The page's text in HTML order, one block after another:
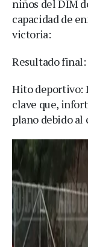
niños del DIM
capacidad de
victoria:
Resultado final:
Hito deportivo:
clave que,
plano debido al